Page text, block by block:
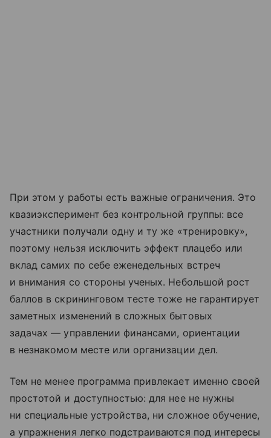
При этом у работы есть важные ограничения. Это
квазиэксперимент без контрольной группы: все
участники получали одну и ту же «тренировку»,
поэтому нельзя исключить эффект плацебо или
вклад самих по себе еженедельных встреч
и внимания со стороны ученых. Небольшой рост
баллов в скрининговом тесте тоже не гарантирует
заметных изменений в сложных бытовых
задачах — управлении финансами, ориентации
в незнакомом месте или организации дел.
Тем не менее программа привлекает именно своей
простотой и доступностью: для нее не нужны
ни специальные устройства, ни сложное обучение,
а упражнения легко подстраиваются под интересы